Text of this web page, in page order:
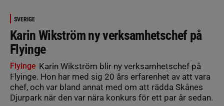
SVERIGE
Karin Wikström ny verksamhetschef på
Flyinge
Flyinge Karin Wikström blir ny verksamhetschef på
Flyinge. Hon har med sig 20 års erfarenhet av att vara
chef, och var bland annat med om att rädda Skånes
Djurpark när den var nära konkurs för ett par år sedan.